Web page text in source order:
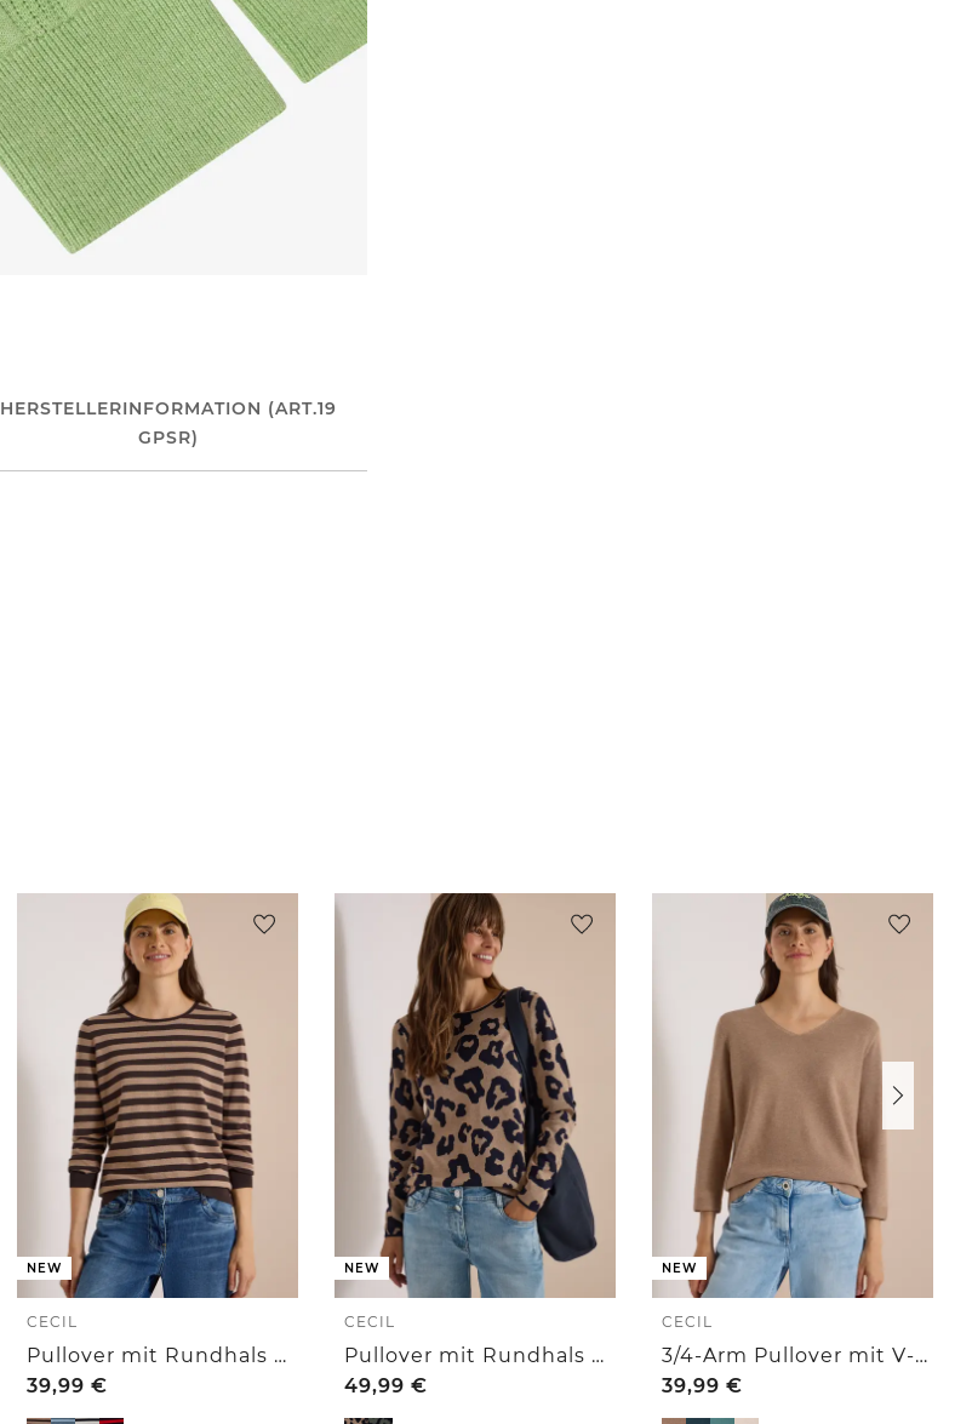
HERSTELLERINFORMATION (ART.19
GPSR)
NEW
CECIL
Pullover mit Rundhals und Streifen
39,99 €
NEW
CECIL
Pullover mit Rundhals und Leo-Muster
49,99 €
NEW
CECIL
3/4-Arm Pullover mit V-Neck und Strukturfront
39,99 €